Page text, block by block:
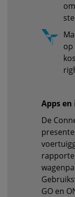
Apps
De
GO en